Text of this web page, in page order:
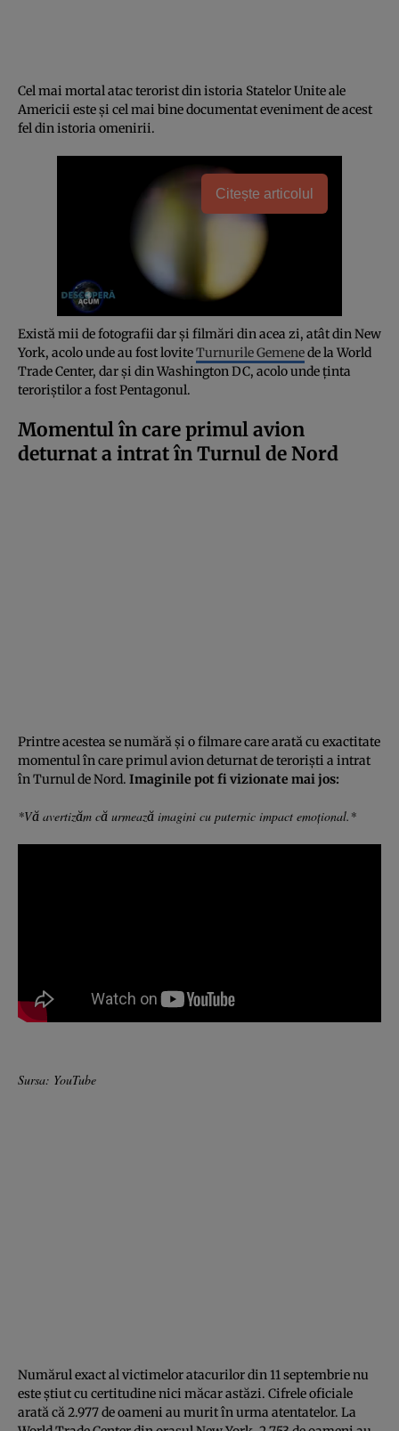
Cel mai mortal atac terorist din istoria Statelor Unite ale
Americii este și cel mai bine documentat eveniment de acest
fel din istoria omenirii.
Citește articolul
Există mii de fotografii dar și filmări din acea zi, atât din New
York, acolo unde au fost loviteTurnurile Gemenede la World
Trade Center, dar și din Washington DC, acolo unde ținta
teroriștilor a fost Pentagonul.
Momentul în care primul avion
deturnat a intrat în Turnul de Nord
Printre acestea se numără și o filmare care arată cu exactitate
momentul în care primul avion deturnat de teroriști a intrat
în Turnul de Nord. Imaginile pot fi vizionate mai jos:
*Vă avertizăm că urmează imagini cu puternic impact emoțional.*
Sursa: YouTube
Numărul exact al victimelor atacurilor din 11 septembrie nu
este știut cu certitudine nici măcar astăzi. Cifrele oficiale
arată că 2.977 de oameni au murit în urma atentatelor. La